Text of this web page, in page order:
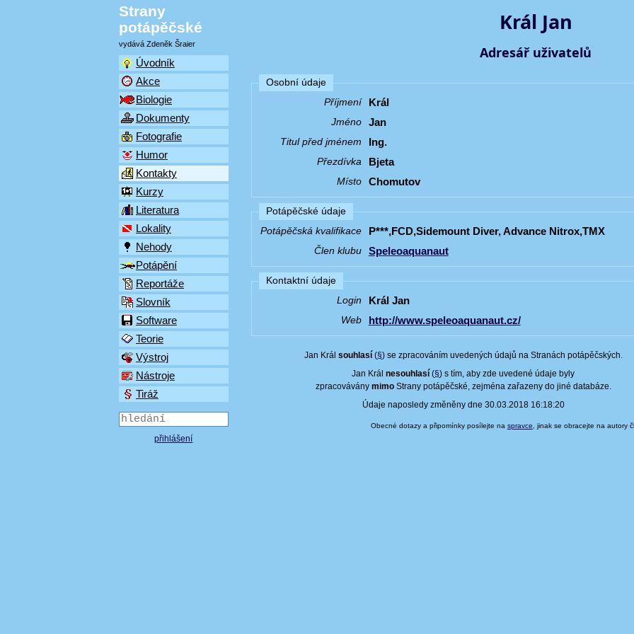
Strany
potápěčské
vydává Zdeněk Šraier
Úvodník
Akce
Biologie
Dokumenty
Fotografie
Humor
Kontakty
Kurzy
Literatura
Lokality
Nehody
Potápění
Reportáže
Slovník
Software
Teorie
Výstroj
Nástroje
Tiráž
přihlášení
Král Jan
Adresář uživatelů
Osobní údaje
Příjmení
Král
Jméno Jan
Titul před jménem Ing.
Přezdívka Bjeta
Místo Chomutov
Potápěčské údaje
Potápěčská kvalifikace
P***,FCD,Sidemount Diver, Advance Nitrox,TMX
Člen klubu Speleoaquanaut
Kontaktní údaje
Login
Král Jan
Web http://www.speleoaquanaut.cz/
Jan Král souhlasí(§) se zpracováním uvedených údajů na Stranách potápěčských.
Jan Králnesouhlasí (§) s tím, aby zde uvedené údaje byly
zpracovávány mimoStrany potápěčské, zejména zařazeny do jiné databáze.
Údaje naposledy změněny dne 30.03.2018 16:18:20
Obecné dotazy a připomínky posílejte na spravce , jinak se obracejte na autory